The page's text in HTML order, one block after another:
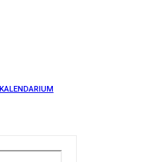
KALENDARIUM